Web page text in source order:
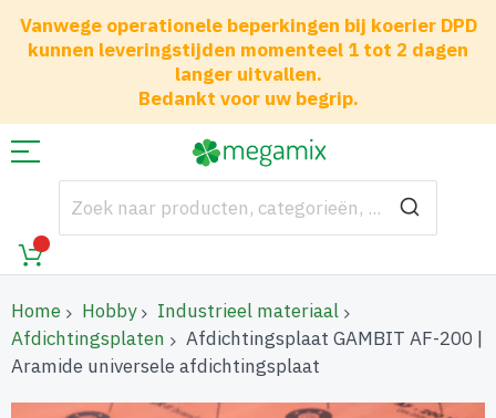
Vanwege operationele beperkingen bij koerier DPD
kunnen leveringstijden momenteel 1 tot 2 dagen
langer uitvallen.
Bedankt voor uw begrip.
Home Hobby
Industrieel materiaal
Afdichtingsplaten
Afdichtingsplaat GAMBIT AF-200 |
Aramide universele afdichtingsplaat